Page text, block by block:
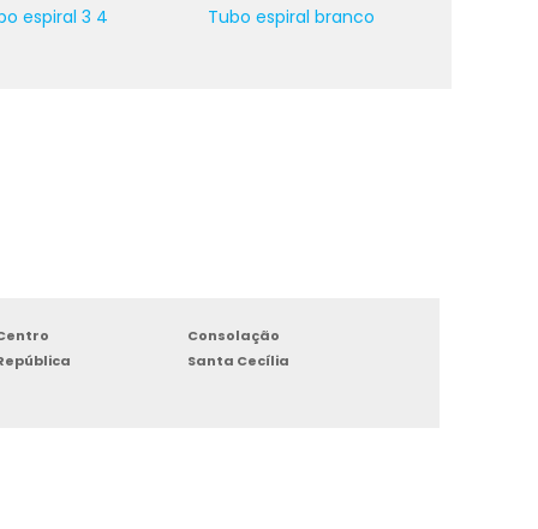
espiral 3 4
Tubo espiral branco
Consolação
Santa Cecília